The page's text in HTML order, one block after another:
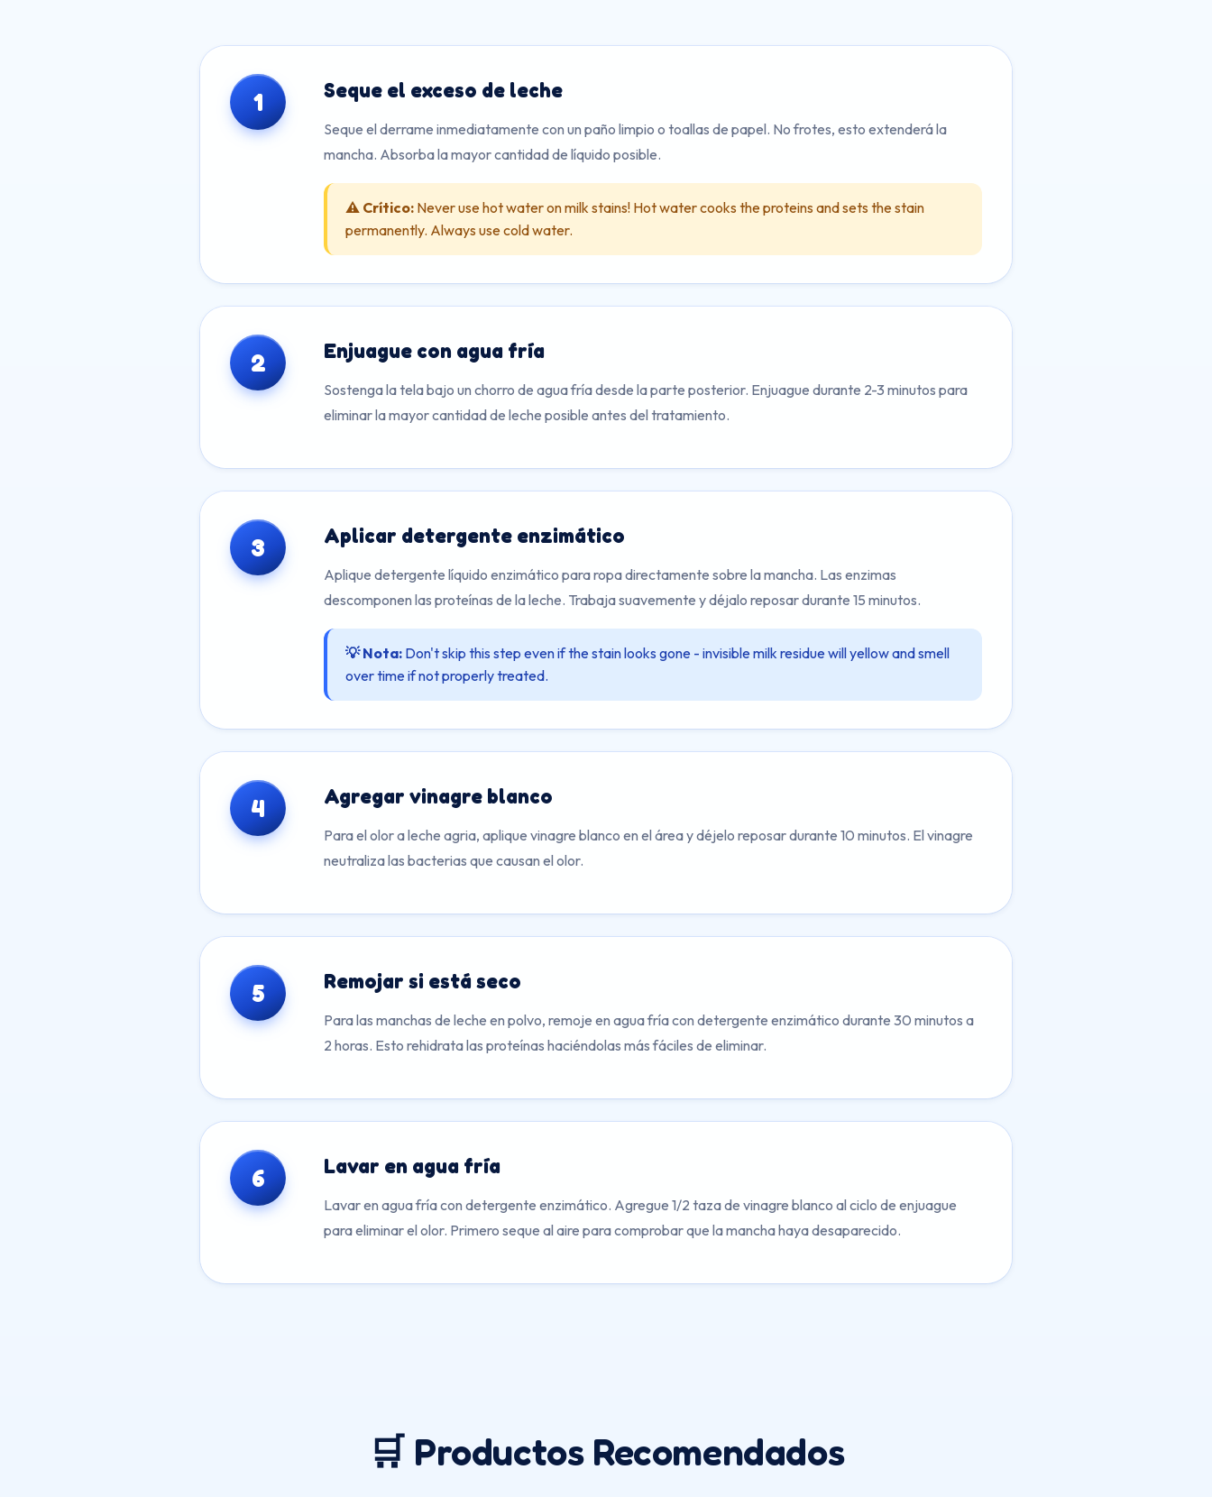
1 Seque el exceso de leche
Seque el derrame inmediatamente con un paño limpio o toallas de papel. No frotes, esto extenderá la
mancha. Absorba la mayor cantidad de líquido posible.
⚠️ Crítico: Never use hot water on milk stains! Hot water cooks the proteins and sets the stain
permanently. Always use cold water.
2 Enjuague con agua fría
Sostenga la tela bajo un chorro de agua fría desde la parte posterior. Enjuague durante 2-3 minutos para
eliminar la mayor cantidad de leche posible antes del tratamiento.
3 Aplicar detergente enzimático
Aplique detergente líquido enzimático para ropa directamente sobre la mancha. Las enzimas
descomponen las proteínas de la leche. Trabaja suavemente y déjalo reposar durante 15 minutos.
💡 Nota: Don't skip this step even if the stain looks gone - invisible milk residue will yellow and smell
over time if not properly treated.
4 Agregar vinagre blanco
Para el olor a leche agria, aplique vinagre blanco en el área y déjelo reposar durante 10 minutos. El vinagre
neutraliza las bacterias que causan el olor.
5 Remojar si está seco
Para las manchas de leche en polvo, remoje en agua fría con detergente enzimático durante 30 minutos a
2 horas. Esto rehidrata las proteínas haciéndolas más fáciles de eliminar.
6 Lavar en agua fría
Lavar en agua fría con detergente enzimático. Agregue 1/2 taza de vinagre blanco al ciclo de enjuague
para eliminar el olor. Primero seque al aire para comprobar que la mancha haya desaparecido.
🛒 Productos Recomendados